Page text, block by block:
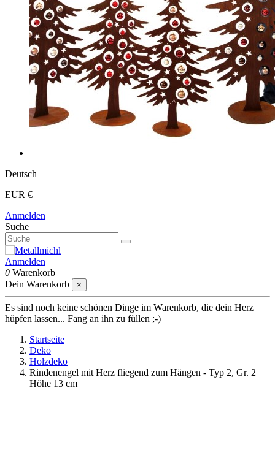
Deutsch
EUR €
Anmelden
Suche
Anmelden
0 Warenkorb
Dein Warenkorb
×
Es sind noch keine schönen Dinge im Warenkorb, die dein Herz
hüpfen lassen... Fang an ihn zu füllen ;-)
Startseite
Deko
Holzdeko
Rindenengel mit Herz fliegend zum Hängen - Typ 2, Gr. 2
Höhe 13 cm